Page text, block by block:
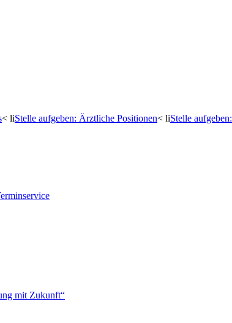
< liStelle aufgeben: Ärztliche Positionen< liStelle
mit Zukunft“